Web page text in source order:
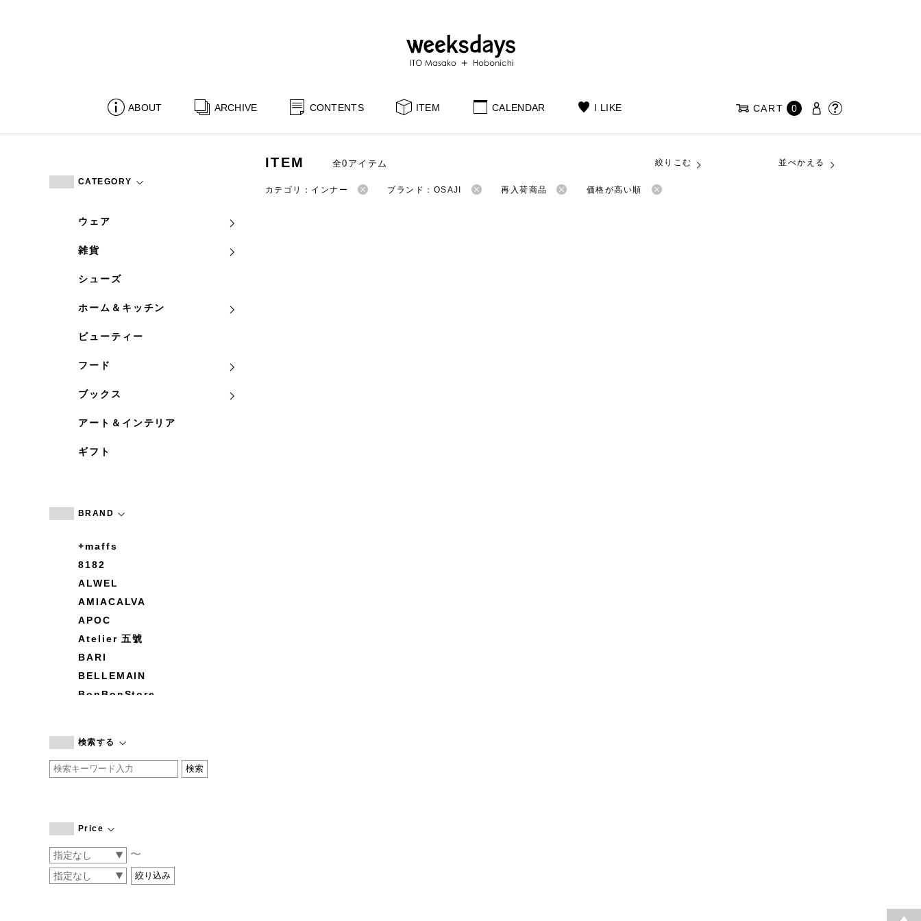
ABOUT ARCHIVE CONTENTS ITEM CALENDAR I LIKE CART 0
CATEGORY
ウェア
雑貨
シューズ
ホーム＆キッチン
ビューティー
フード
ブックス
アート＆インテリア
ギフト
BRAND
+maffs
8182
ALWEL
AMIACALVA
APOC
Atelier 五號
BARI
BELLEMAIN
BonBonStore
by basics
CATWORTH
COGTHEBIGSMOKE
CONVERSE
DEAN & DELUCA
検索する
Price
〜
ITEM 全0アイテム 絞りこむ 並べかえる
カテゴリ：インナー ブランド：OSAJI 再入荷商品 価格が高い順